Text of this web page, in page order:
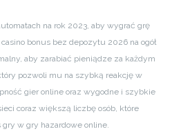
na rok 2023, aby wygrać grę
bonus bez depozytu 2026 na ogół
aby zarabiać pieniądze za każdym
pozwoli mu na szybką reakcję w
gier online oraz wygodne i szybkie
coraz większą liczbę osób, które
w gry hazardowe online.